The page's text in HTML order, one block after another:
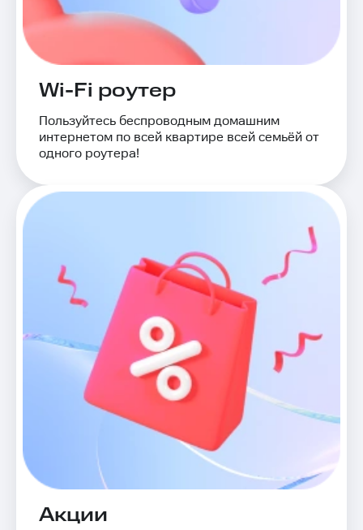
Wi-Fi роутер
Пользуйтесь беспроводным домашним
интернетом по всей квартире всей семьёй от
одного роутера!
Акции